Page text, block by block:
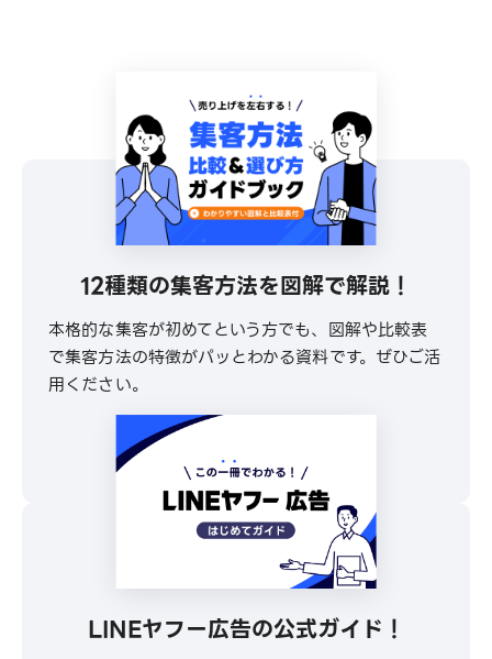
12種類の集客方法を図解で解説！
本格的な集客が初めてという方でも、図解や比較表
で集客方法の特徴がパッとわかる資料です。ぜひご活
用ください。
\ 30秒でかんたんダウンロード /
無料でダウンロードする
LINEヤフー広告の公式ガイド！